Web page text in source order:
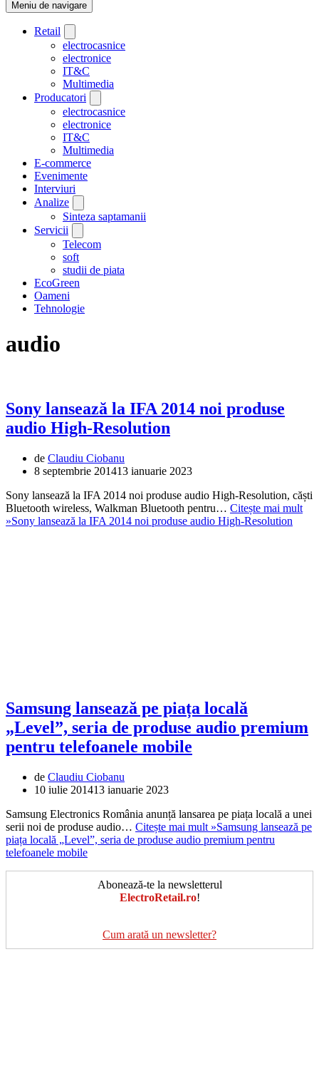
Meniu de navigare
Retail
electrocasnice
electronice
IT&C
Multimedia
Producatori
electrocasnice
electronice
IT&C
Multimedia
E-commerce
Evenimente
Interviuri
Analize
Sinteza saptamanii
Servicii
Telecom
soft
studii de piata
EcoGreen
Oameni
Tehnologie
audio
Sony lansează la IFA 2014 noi produse
audio High-Resolution
de Claudiu Ciobanu
8 septembrie 201413 ianuarie 2023
Sony lansează la IFA 2014 noi produse audio High-Resolution, căști
Bluetooth wireless, Walkman Bluetooth pentru… Citește mai mult
»Sony lansează la IFA 2014 noi produse audio High-Resolution
Samsung lansează pe piața locală
„Level”, seria de produse audio premium
pentru telefoanele mobile
de Claudiu Ciobanu
10 iulie 201413 ianuarie 2023
Samsung Electronics România anunță lansarea pe piața locală a unei
serii noi de produse audio… Citește mai mult »Samsung lansează pe
piața locală „Level”, seria de produse audio premium pentru
telefoanele mobile
Abonează-te la newsletterul
ElectroRetail.ro!
Cum arată un newsletter?